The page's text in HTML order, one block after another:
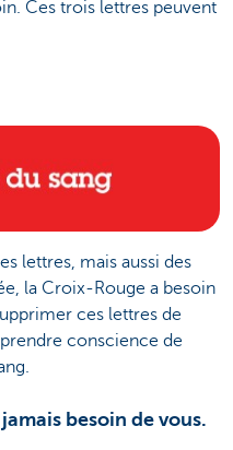
Ces trois lettres peuvent
lettres, mais aussi des
la Croix-Rouge a besoin
ces lettres de
conscience de
besoin de vous.